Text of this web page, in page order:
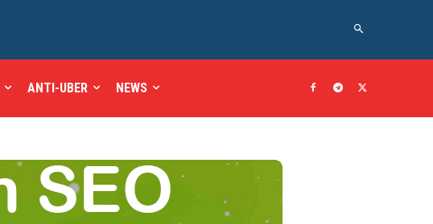
ANTI-UBER NEWS